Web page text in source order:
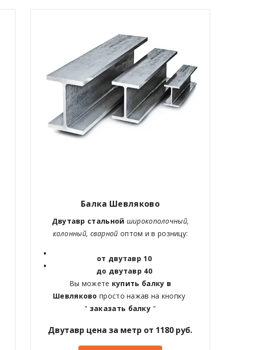
Балка Шевляково
Двутавр стальной широкополочный,
колонный, сварной оптом и в розницу:
от двутавр 10
до двутавр 40
Вы можете купить балку в
Шевляково просто нажав на кнопку
" заказать балку "
Двутавр цена за метр от 1180 руб.